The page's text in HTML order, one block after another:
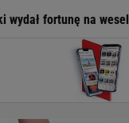
Odsłania